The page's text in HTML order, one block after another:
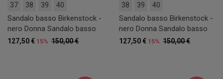
37 38 39 40
Sandalo basso Birkenstock -
nero Donna Sandalo basso
150,00 €
127,50 € 15%
38 39 40
Sandalo basso Birkenstock -
nero Donna Sandalo basso
150,00 €
127,50 € 15%